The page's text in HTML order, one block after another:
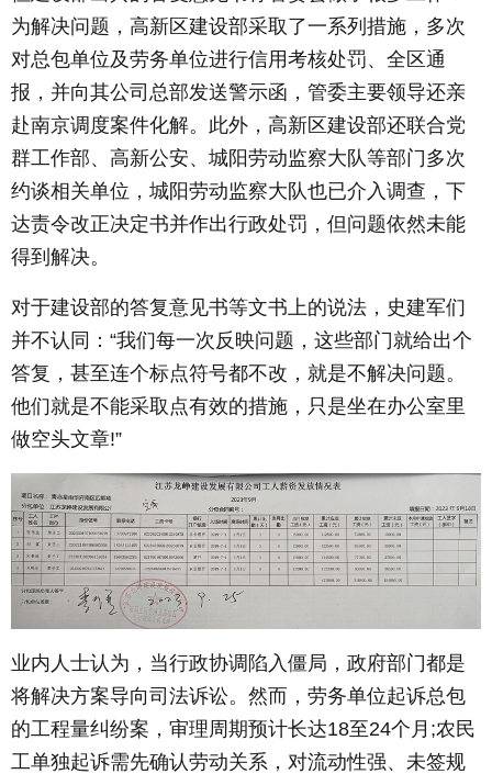
为解决问题，高新区建设部采取了一系列措施，多次
对总包单位及劳务单位进行信用考核处罚、全区通
报，并向其公司总部发送警示函，管委主要领导还亲
赴南京调度案件化解。此外，高新区建设部还联合党
群工作部、高新公安、城阳劳动监察大队等部门多次
约谈相关单位，城阳劳动监察大队也已介入调查，下
达责令改正决定书并作出行政处罚，但问题依然未能
得到解决。
对于建设部的答复意见书等文书上的说法，史建军们
并不认同：“我们每一次反映问题，这些部门就给出个
答复，甚至连个标点符号都不改，就是不解决问题。
他们就是不能采取点有效的措施，只是坐在办公室里
做空头文章!”
业内人士认为，当行政协调陷入僵局，政府部门都是
将解决方案导向司法诉讼。然而，劳务单位起诉总包
的工程量纠纷案，审理周期预计长达18至24个月;农民
工单独起诉需先确认劳动关系，对流动性强、未签规